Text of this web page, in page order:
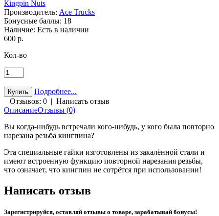
Производитель: Ace Trucks
Бонусные баллы: 18
Наличие: Есть в наличии
600 р.
Кол-во
Подробнее...
Отзывов: 0 | Написать отзыв
ОписаниеОтзывы (0)
Вы когда-нибудь встречали кого-нибудь, у кого была повторно
нарезана резьба кингпина?
Эта специальные гайки изготовлены из закалённой стали и
имеют встроенную функцию повторной нарезания резьбы,
что означает, что кингпин не сотрётся при использовании!
Написать отзыв
Зарегистрируйся, оставляй отзывы о товаре, зарабатывай бонусы!